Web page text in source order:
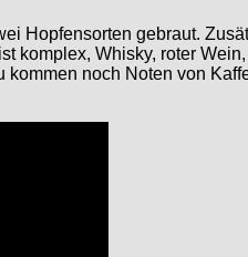
Hopfensorten gebraut.
komplex, Whisky, roter
noch Noten von